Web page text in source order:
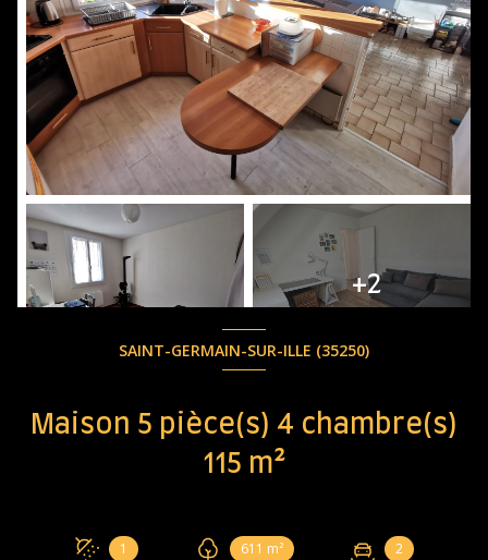
+2
SAINT-GERMAIN-SUR-ILLE (35250)
Maison 5 pièce(s) 4 chambre(s)
115 m²
1 611 m² 2